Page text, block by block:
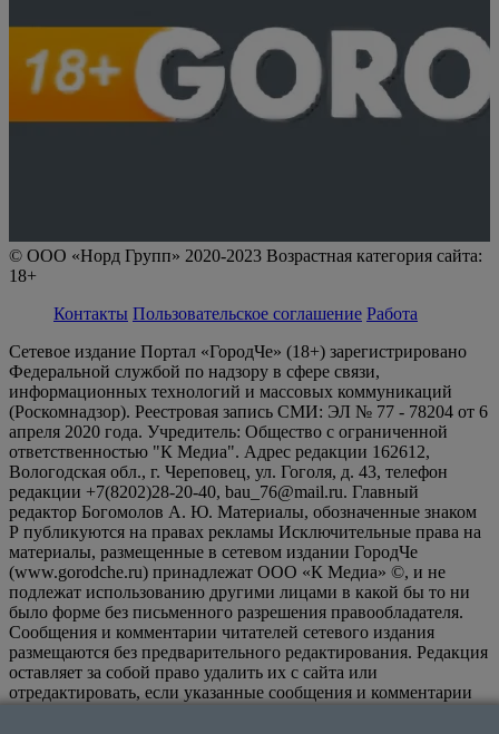
© ООО «Норд Групп» 2020-2023 Возрастная категория сайта:
18+
Контакты Пользовательское соглашение Работа
Сетевое издание Портал «ГородЧе» (18+) зарегистрировано
Федеральной службой по надзору в сфере связи,
информационных технологий и массовых коммуникаций
(Роскомнадзор). Реестровая запись СМИ: ЭЛ № 77 - 78204 от 6
апреля 2020 года. Учредитель: Общество с ограниченной
ответственностью "К Медиа". Адрес редакции 162612,
Вологодская обл., г. Череповец, ул. Гоголя, д. 43, телефон
редакции +7(8202)28-20-40, bau_76@mail.ru. Главный
редактор Богомолов А. Ю. Материалы, обозначенные знаком
Р публикуются на правах рекламы Исключительные права на
материалы, размещенные в сетевом издании ГородЧе
(www.gorodche.ru) принадлежат ООО «К Медиа» ©, и не
подлежат использованию другими лицами в какой бы то ни
было форме без письменного разрешения правообладателя.
Сообщения и комментарии читателей сетевого издания
размещаются без предварительного редактирования. Редакция
оставляет за собой право удалить их с сайта или
отредактировать, если указанные сообщения и комментарии